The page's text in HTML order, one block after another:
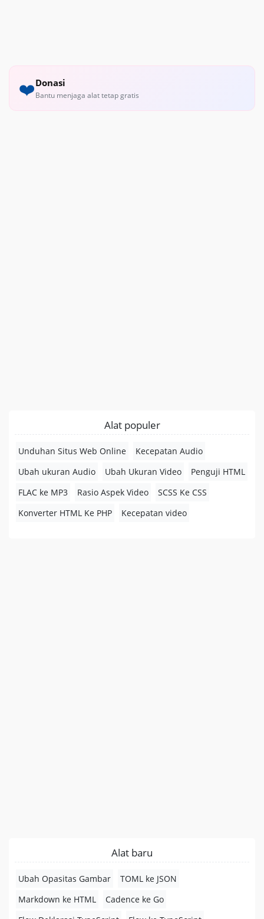
❤️Donasi
Bantu menjaga alat tetap gratis
Alat populer
Unduhan Situs Web Online
Kecepatan Audio
Ubah ukuran Audio
Ubah Ukuran Video
Penguji HTML
FLAC ke MP3
Rasio Aspek Video
SCSS Ke CSS
Konverter HTML Ke PHP
Kecepatan video
Alat baru
Ubah Opasitas Gambar
TOML ke JSON
Markdown ke HTML
Cadence ke Go